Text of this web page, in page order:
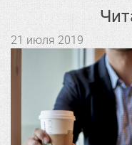
21 июля 2019